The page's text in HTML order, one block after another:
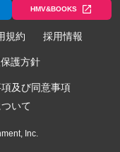
HMV&BOOKS
規約 採用情報
護方針
及び同意事項
いて
Inc.